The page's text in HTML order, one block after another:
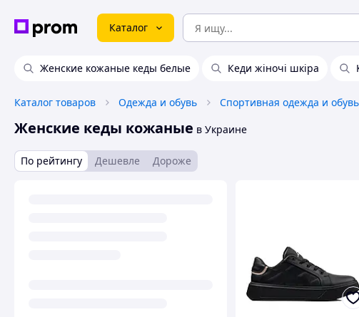
Каталог
Женские кожаные кеды белые Кеди жіночі шкіра
Каталог товаров Одежда и обувь Спортивная одежда и обувь
Женские кеды кожаные в Украине
По рейтингу Дешевле Дороже